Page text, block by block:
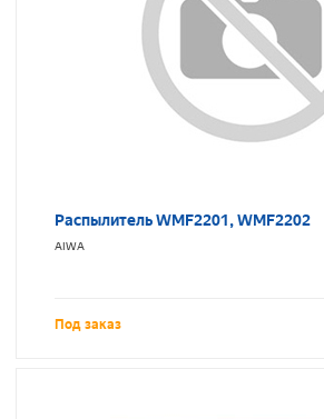
Распылитель WMF2201, WMF2202
AIWA
Под заказ